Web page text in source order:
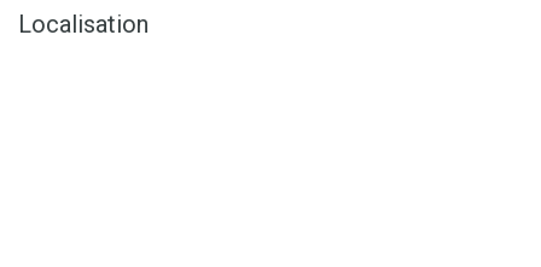
Localisation